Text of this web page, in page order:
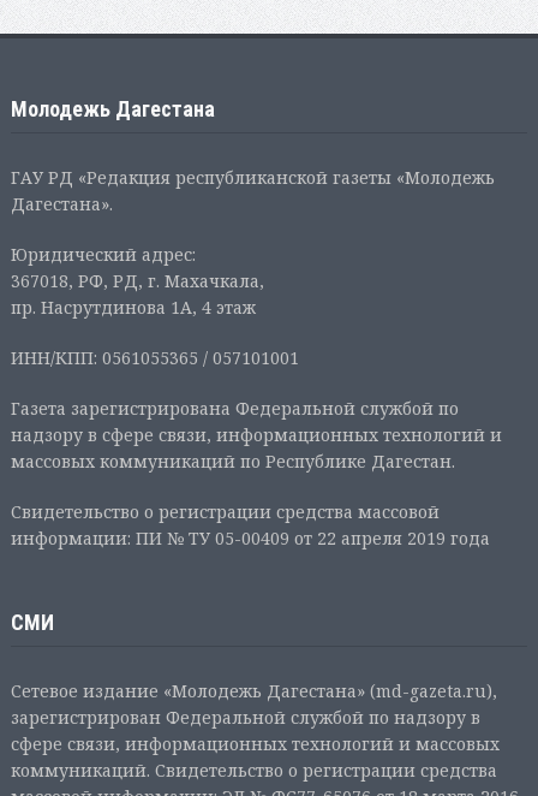
Молодежь Дагестана
ГАУ РД «Редакция республиканской газеты «Молодежь
Дагестана».
Юридический адрес:
367018, РФ, РД, г. Махачкала,
пр. Насрутдинова 1А, 4 этаж
ИНН/КПП: 0561055365 / 057101001
Газета зарегистрирована Федеральной службой по
надзору в сфере связи, информационных технологий и
массовых коммуникаций по Республике Дагестан.
Свидетельство о регистрации средства массовой
информации: ПИ № ТУ 05-00409 от 22 апреля 2019 года
СМИ
Сетевое издание «Молодежь Дагестана» (md-gazeta.ru),
зарегистрирован Федеральной службой по надзору в
сфере связи, информационных технологий и массовых
коммуникаций. Свидетельство о регистрации средства